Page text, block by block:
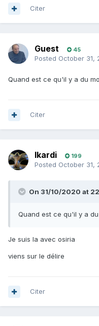
Citer
Guest 45
Posted October 31,
Quand est ce qu'il y a du
Citer
Ikardi 199
Posted October 31,
On 31/10/2020 at
Quand est ce qu'il y a
Je suis la avec osiria
viens sur le délire
Citer